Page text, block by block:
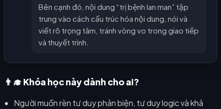
Bên cạnh đó, nội dung “trị bệnh lan man” tập
trung vào cách cấu trúc hóa nội dung, nói và
viết rõ trọng tâm, tránh vòng vo trong giao tiếp
và thuyết trình.
👨‍🎓 Khóa học này dành cho ai?
Người muốn rèn tư duy phản biện, tư duy logic và khả